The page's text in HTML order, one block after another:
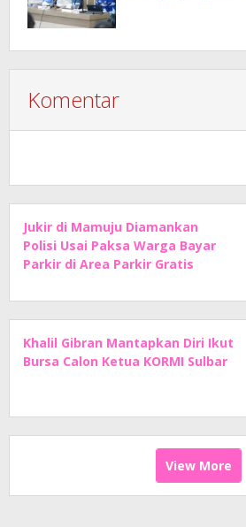
Komentar
Jukir di Mamuju Diamankan
Polisi Usai Paksa Warga Bayar
Parkir di Area Parkir Gratis
Khalil Gibran Mantapkan Diri Ikut
Bursa Calon Ketua KORMI Sulbar
View More